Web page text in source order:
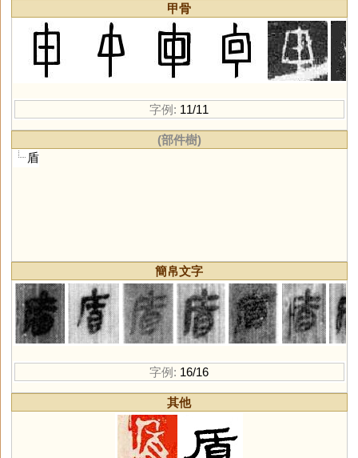
甲骨
字例: 11/11
(部件樹)
盾
簡帛文字
字例: 16/16
其他